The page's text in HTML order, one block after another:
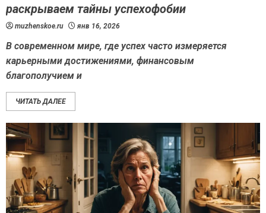
раскрываем тайны успехофобии
muzhenskoe.ru янв 16, 2026
В современном мире, где успех часто измеряется
карьерными достижениями, финансовым
благополучием и
ЧИТАТЬ ДАЛЕЕ